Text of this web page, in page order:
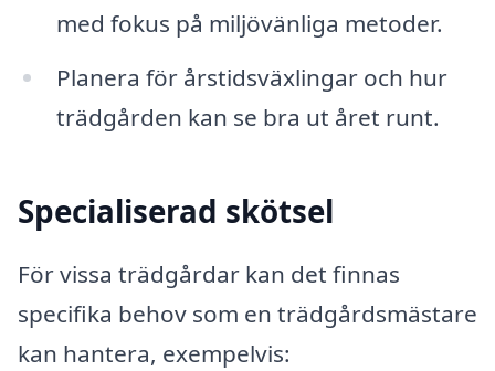
med fokus på miljövänliga metoder.
Planera för årstidsväxlingar och hur
trädgården kan se bra ut året runt.
Specialiserad skötsel
För vissa trädgårdar kan det finnas
specifika behov som en trädgårdsmästare
kan hantera, exempelvis: